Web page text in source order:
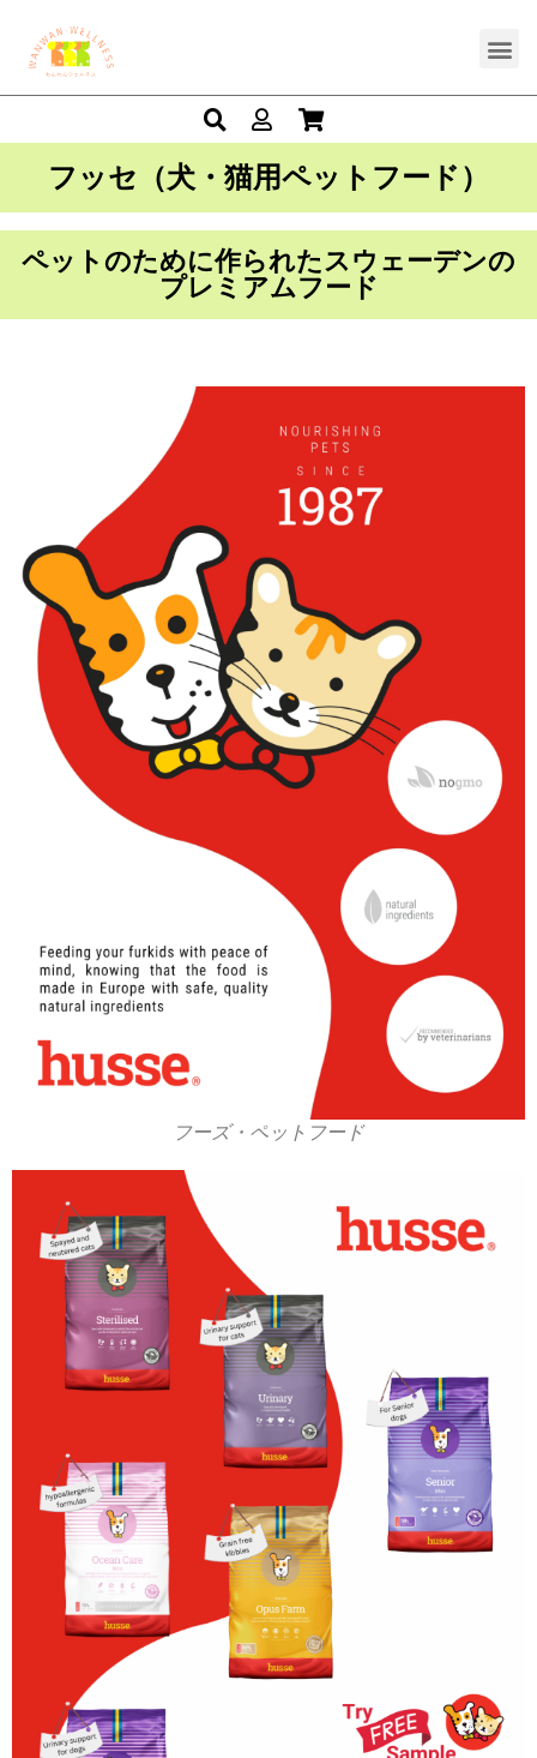
フッセ（犬・猫用ペットフード）
ペットのために作られたスウェーデンの
プレミアムフード
フーズ・ペットフード